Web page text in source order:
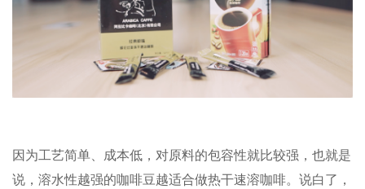
因为工艺简单、成本低，对原料的包容性就比较强，也就是
说，溶水性越强的咖啡豆越适合做热干速溶咖啡。说白了，